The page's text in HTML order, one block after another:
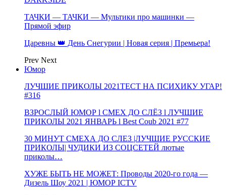
ТАЧКИ — ТАЧКИ — Мультики про машинки —
Прямой эфир
Царевны 👑 День Снегурии | Новая серия | Премьера!
Prev Next
Юмор
ЛУЧШИЕ ПРИКОЛЫ 2021ТЕСТ НА ПСИХИКУ УГАР!
#316
ВЗРОСЛЫЙ ЮМОР l СМЕХ ДО СЛЁЗ l ЛУЧШИЕ
ПРИКОЛЫ 2021 ЯНВАРЬ l Best Coub 2021 #77
30 МИНУТ СМЕХА ДО СЛЕЗ |ЛУЧШИЕ РУССКИЕ
ПРИКОЛЫ| ЧУДИКИ ИЗ СОЦСЕТЕЙ лютые
приколы…
ХУЖЕ БЫТЬ НЕ МОЖЕТ: Проводы 2020-го года —
Дизель Шоу 2021 | ЮМОР ICTV